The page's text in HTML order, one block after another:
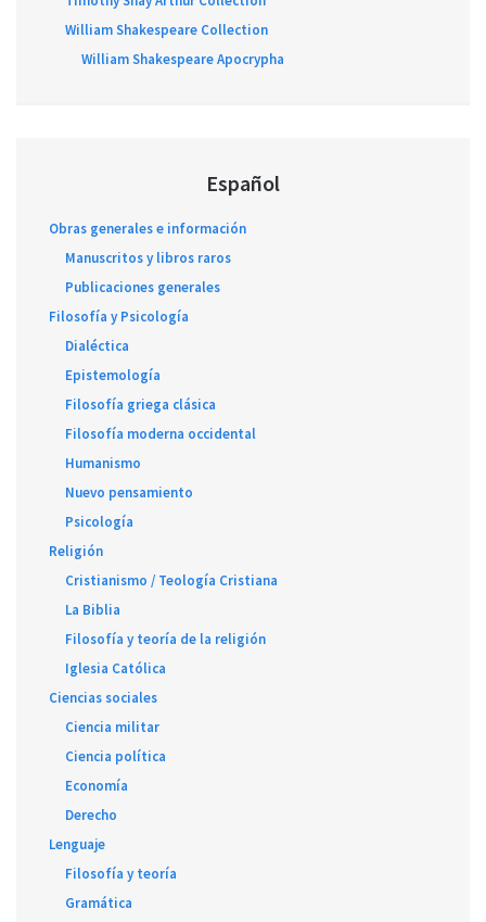
William Shakespeare Collection
William Shakespeare Apocrypha
Español
Obras generales e información
Manuscritos y libros raros
Publicaciones generales
Filosofía y Psicología
Dialéctica
Epistemología
Filosofía griega clásica
Filosofía moderna occidental
Humanismo
Nuevo pensamiento
Psicología
Religión
Cristianismo / Teología Cristiana
La Biblia
Filosofía y teoría de la religión
Iglesia Católica
Ciencias sociales
Ciencia militar
Ciencia política
Economía
Derecho
Lenguaje
Filosofía y teoría
Gramática